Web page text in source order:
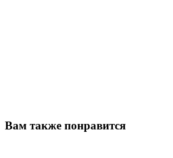
Вам также понравится